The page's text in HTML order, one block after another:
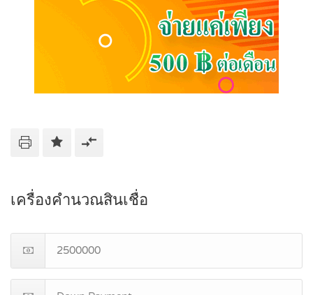
เครื่องคำนวณสินเชื่อ